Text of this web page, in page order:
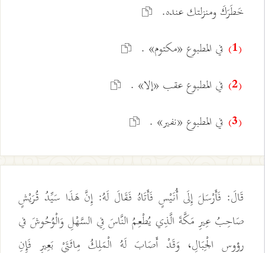
خَطَرَكَ ومنزلتك عنده.
(1) في المطبوع «مكتوم» .
(2) في المطبوع عقب «إلا» .
(3) في المطبوع «نفير» .
قَالَ: فَأَرْسَلَ إِلَى أُنَيْسٍ فَأَتَاهُ فَقَالَ لَهُ: إِنَّ هَذَا سَيِّدُ قُرَيْشٍ
صَاحِبُ عِيرِ مَكَّةَ الَّذِي يُطْعِمُ النَّاسَ فِي السَّهْلِ وَالْوُحُوشَ في
رؤوس الْجِبَالِ، وَقَدْ أَصَابَ لَهُ الْمَلِكُ مِائَتَيْ بَعِيرٍ فَإِنِ